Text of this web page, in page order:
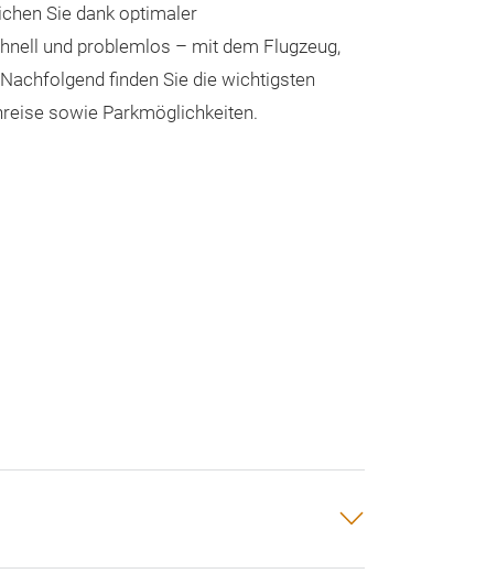
Sie dank optimaler
und problemlos – mit dem Flugzeug,
finden Sie die wichtigsten
sowie Parkmöglichkeiten.